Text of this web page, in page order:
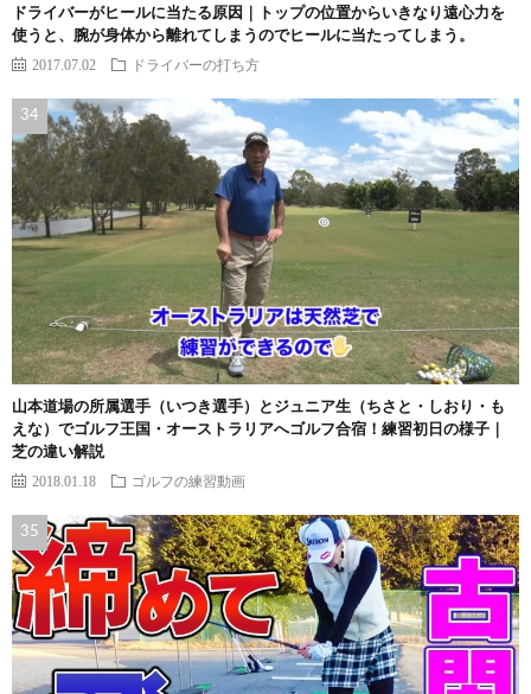
ドライバーがヒールに当たる原因｜トップの位置からいきなり遠心力を
使うと、腕が身体から離れてしまうのでヒールに当たってしまう。
2017.07.02 ドライバーの打ち方
山本道場の所属選手（いつき選手）とジュニア生（ちさと・しおり・も
えな）でゴルフ王国・オーストラリアへゴルフ合宿！練習初日の様子｜
芝の違い解説
2018.01.18 ゴルフの練習動画